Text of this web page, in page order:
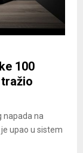
100
napada na
upao u sistem